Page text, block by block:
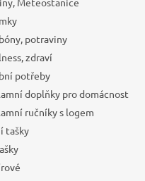
potraviny
zdraví
potřeby
doplňky pro domácnost
ručníky s logem
tašky